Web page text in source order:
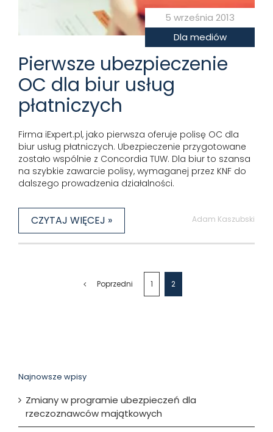
5 września 2013
Dla mediów
Pierwsze ubezpieczenie
OC dla biur usług
płatniczych
Firma iExpert.pl, jako pierwsza oferuje polisę OC dla
biur usług płatniczych. Ubezpieczenie przygotowane
zostało wspólnie z Concordia TUW. Dla biur to szansa
na szybkie zawarcie polisy, wymaganej przez KNF do
dalszego prowadzenia działalności.
CZYTAJ WIĘCEJ » Adam Kaszubski
Poprzedni 1 2
Najnowsze wpisy
Zmiany w programie ubezpieczeń dla
rzeczoznawców majątkowych